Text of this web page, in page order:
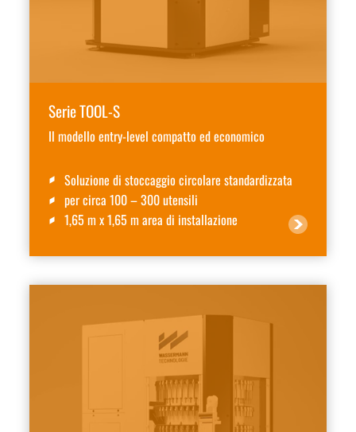
Serie TOOL-S
Il modello entry-level compatto ed economico
Soluzione di stoccaggio circolare standardizzata
per circa 100 – 300 utensili
1,65 m x 1,65 m area di installazione